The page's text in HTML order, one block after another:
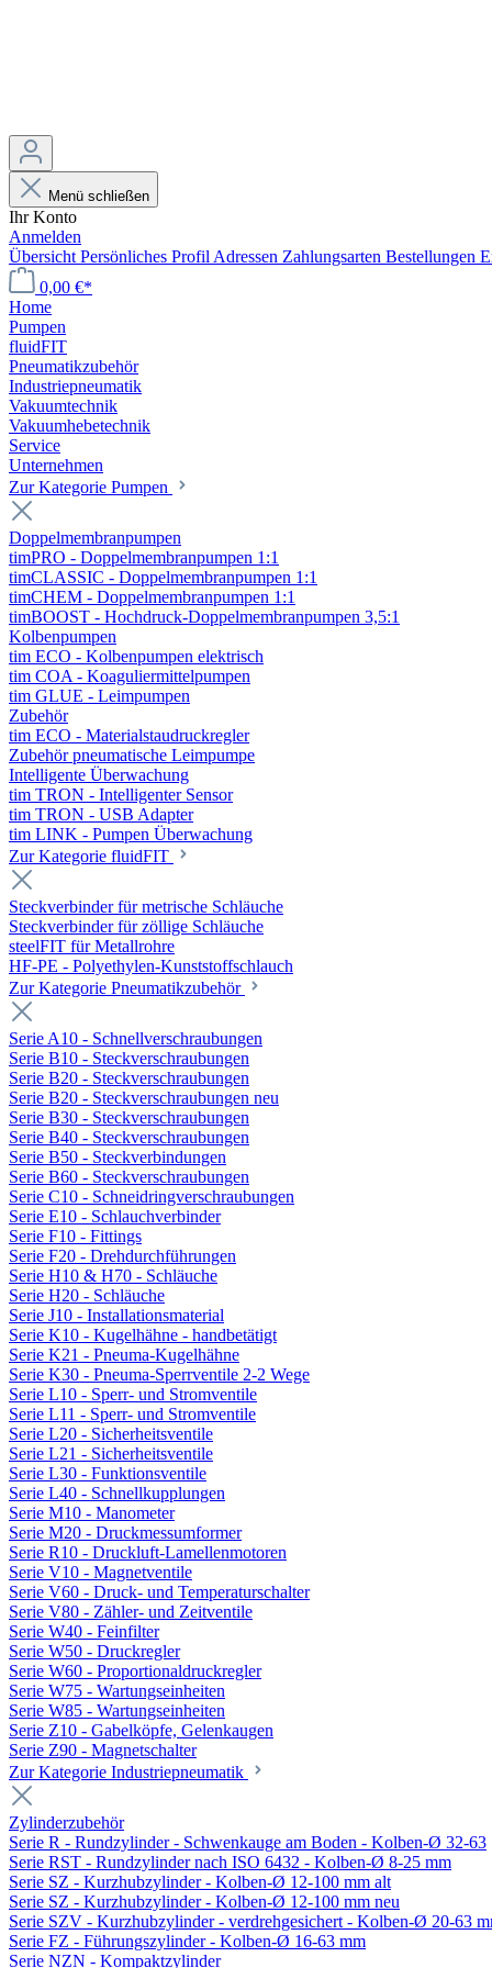
Menü schließen
Ihr Konto
Anmelden
Übersicht Persönliches Profil Adressen Zahlungsarten Bestellungen
0,00 €*
Home
Pumpen
fluidFIT
Pneumatikzubehör
Industriepneumatik
Vakuumtechnik
Vakuumhebetechnik
Service
Unternehmen
Zur Kategorie Pumpen
Doppelmembranpumpen
timPRO - Doppelmembranpumpen 1:1
timCLASSIC - Doppelmembranpumpen 1:1
timCHEM - Doppelmembranpumpen 1:1
timBOOST - Hochdruck-Doppelmembranpumpen 3,5:1
Kolbenpumpen
tim ECO - Kolbenpumpen elektrisch
tim COA - Koaguliermittelpumpen
tim GLUE - Leimpumpen
Zubehör
tim ECO - Materialstaudruckregler
Zubehör pneumatische Leimpumpe
Intelligente Überwachung
tim TRON - Intelligenter Sensor
tim TRON - USB Adapter
tim LINK - Pumpen Überwachung
Zur Kategorie fluidFIT
Steckverbinder für metrische Schläuche
Steckverbinder für zöllige Schläuche
steelFIT für Metallrohre
HF-PE - Polyethylen-Kunststoffschlauch
Zur Kategorie Pneumatikzubehör
Serie A10 - Schnellverschraubungen
Serie B10 - Steckverschraubungen
Serie B20 - Steckverschraubungen
Serie B20 - Steckverschraubungen neu
Serie B30 - Steckverschraubungen
Serie B40 - Steckverschraubungen
Serie B50 - Steckverbindungen
Serie B60 - Steckverschraubungen
Serie C10 - Schneidringverschraubungen
Serie E10 - Schlauchverbinder
Serie F10 - Fittings
Serie F20 - Drehdurchführungen
Serie H10 & H70 - Schläuche
Serie H20 - Schläuche
Serie J10 - Installationsmaterial
Serie K10 - Kugelhähne - handbetätigt
Serie K21 - Pneuma-Kugelhähne
Serie K30 - Pneuma-Sperrventile 2-2 Wege
Serie L10 - Sperr- und Stromventile
Serie L11 - Sperr- und Stromventile
Serie L20 - Sicherheitsventile
Serie L21 - Sicherheitsventile
Serie L30 - Funktionsventile
Serie L40 - Schnellkupplungen
Serie M10 - Manometer
Serie M20 - Druckmessumformer
Serie R10 - Druckluft-Lamellenmotoren
Serie V10 - Magnetventile
Serie V60 - Druck- und Temperaturschalter
Serie V80 - Zähler- und Zeitventile
Serie W40 - Feinfilter
Serie W50 - Druckregler
Serie W60 - Proportionaldruckregler
Serie W75 - Wartungseinheiten
Serie W85 - Wartungseinheiten
Serie Z10 - Gabelköpfe, Gelenkaugen
Serie Z90 - Magnetschalter
Zur Kategorie Industriepneumatik
Zylinderzubehör
Serie R - Rundzylinder - Schwenkauge am Boden - Kolben-Ø 32-63
Serie RST - Rundzylinder nach ISO 6432 - Kolben-Ø 8-25 mm
Serie SZ - Kurzhubzylinder - Kolben-Ø 12-100 mm alt
Serie SZ - Kurzhubzylinder - Kolben-Ø 12-100 mm neu
Serie SZV - Kurzhubzylinder - verdrehgesichert - Kolben-Ø 20-63
Serie FZ - Führungszylinder - Kolben-Ø 16-63 mm
Serie NZN - Kompaktzylinder